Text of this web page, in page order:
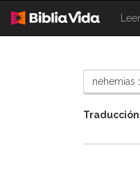
Leer